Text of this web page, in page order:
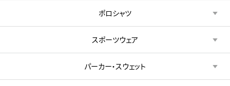
ポロシャツ
スポーツウェア
パーカー・スウェット